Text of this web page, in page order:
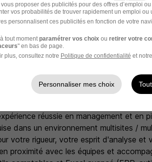
supérieure en Finance /
réussie en management et en
dans un environnement multisites /
votre rigueur, votre esprit d'analyse et
proximité avec les équipes et
proposer des publicités pour des offres d’emploi
vos probabilités de trouver rapidement un emploi ou
personnalisent ces publicités en fonction de votre
tout moment paramétrer vos choix ou retirer votre
" en bas de page.
plus, consultez notre Politique de confidentialité et notre
Personnaliser mes choix